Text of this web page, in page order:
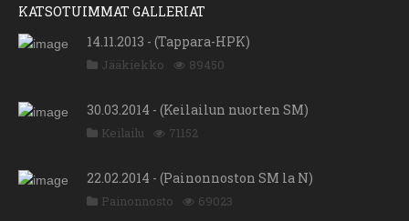
KATSOTUIMMAT GALLERIAT
14.11.2013 - (Tappara-HPK)
Jääkiekko 89450
30.03.2014 - (Keilailun nuorten SM)
Keilailu 71152
22.02.2014 - (Painonnoston SM la N)
Painonnosto 69023